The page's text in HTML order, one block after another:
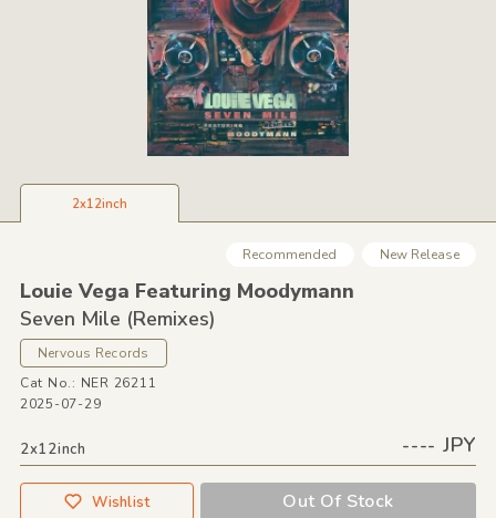
2x12inch
Recommended New Release
Louie Vega Featuring Moodymann
Seven Mile (Remixes)
Nervous Records
Cat No.: NER 26211
2025-07-29
2x12inch ---- JPY
Wishlist Out Of Stock